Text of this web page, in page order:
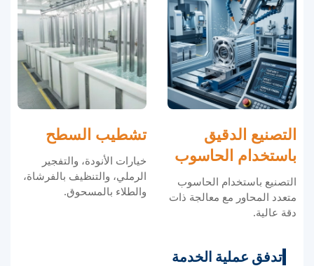
التصنيع الدقيق
باستخدام الحاسوب
التصنيع باستخدام الحاسوب
متعدد المحاور مع معالجة ذات
دقة عالية.
تشطيب السطح
خيارات الأنودة، والتفجير
الرملي، والتنظيف بالفرشاة،
والطلاء بالمسحوق.
تدفق عملية الخدمة